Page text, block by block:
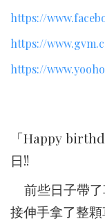
https://
https://
https://
「Happy
日!!
前些日子帶了
接伸手拿了整